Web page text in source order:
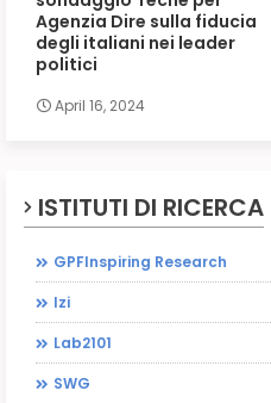
Agenzia Dire sulla fiducia
degli italiani nei leader
politici
April 16, 2024
ISTITUTI DI RICERCA
GPFInspiring Research
Izi
Lab2101
SWG